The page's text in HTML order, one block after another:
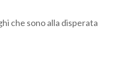
che sono alla disperata